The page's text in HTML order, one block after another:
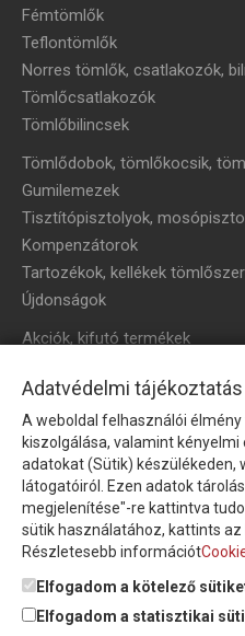
Fémtömlők
Teflontömlők
Norres tömlők, csatlakozók,
Tömlőcsatlakozók
Tömlőbilincsek
Tömlődobok, tömlőkocsik,
Gumilemezek
Tisztítópisztolyok,
Kompenzátorok
Tartozékok, kellékek
Újdonságok
Akciók, kifutó termékek
HÍRLEVÉL
Íratkozzon fel hírlevelünkre!
Feliratkozom a hírlevélre
tájékoztatót elolvastam,
Adatvédelmi tájékoztatás
A weboldal felhasználói
kiszolgálása, valamint
adatokat (Sütik) készülékeden,
látogatóiról. Ezen adatok
megjelenítése"-re kattintva
sütik használatához, kattints az
Részletesebb információt
Elfogadom a kötelező
Elfogadom a statisztikai